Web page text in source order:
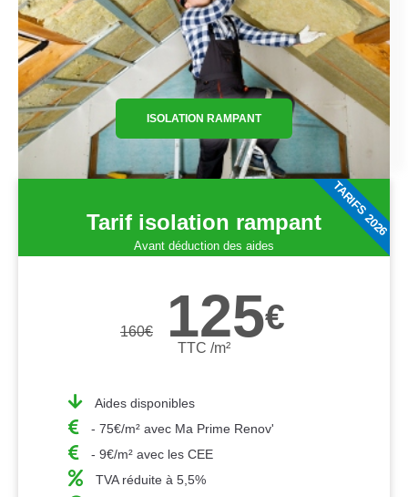
ISOLATION RAMPANT
Tarif isolation rampant
Avant déduction des aides
160€ 125€
TTC /m²
Aides disponibles
- 75€/m² avec Ma Prime Renov'
- 9€/m² avec les CEE
TVA réduite à 5,5%
TARIFS 2026